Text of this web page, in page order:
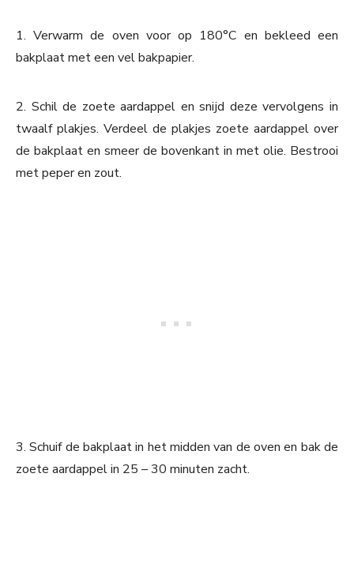
1. Verwarm de oven voor op 180°C en bekleed een
bakplaat met een vel bakpapier.
2. Schil de zoete aardappel en snijd deze vervolgens in
twaalf plakjes. Verdeel de plakjes zoete aardappel over
de bakplaat en smeer de bovenkant in met olie. Bestrooi
met peper en zout.
3. Schuif de bakplaat in het midden van de oven en bak de
zoete aardappel in 25 – 30 minuten zacht.